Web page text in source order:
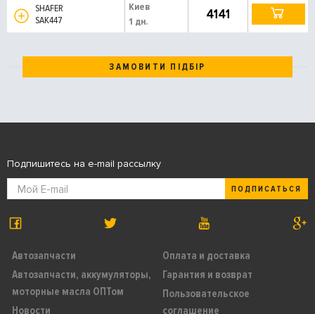
SHAFER
SAK447
Киев
1 дн.
4141
ЗАМОВИТИ ПІДБІР
Автозапчасти
Автозапчасти, аккумуляторы,
моторные масла ОПТом
Новости
Оплата и доставка
Гарантия и возврат
Пользовательское
соглашение
Подпишитесь на e-mail рассылку
ПОДПИСАТЬСЯ